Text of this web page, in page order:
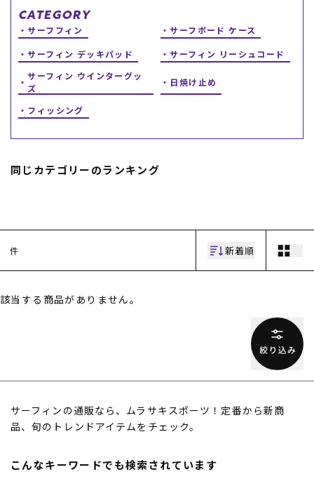
CONTENTS
特集一覧
覧
中古/アウトレット サー
ギフトラッピング
ポイント・クーポンもこのアプリで！
CATEGORY
サーフフィン
サーフボード ケース
サーフィン デッキパッド
サーフィン リーシュコード
サーフィン ウインターグッ
ズ
日焼け止め
フィッシング
同じカテゴリーのランキング
件 新着順
該当する商品がありません。
サーフィンの通販なら、ムラサキスポーツ！定番から新商
品、旬のトレンドアイテムをチェック。
こんなキーワードでも検索されています